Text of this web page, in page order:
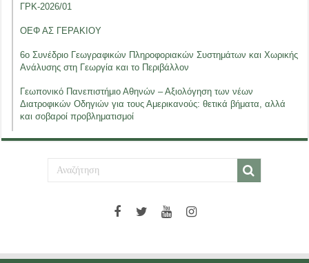
ΓΡΚ-2026/01
ΟΕΦ ΑΣ ΓΕΡΑΚΙΟΥ
6ο Συνέδριο Γεωγραφικών Πληροφοριακών Συστημάτων και Χωρικής
Ανάλυσης στη Γεωργία και το Περιβάλλον
Γεωπονικό Πανεπιστήμιο Αθηνών – Αξιολόγηση των νέων
Διατροφικών Οδηγιών για τους Αμερικανούς: θετικά βήματα, αλλά
και σοβαροί προβληματισμοί